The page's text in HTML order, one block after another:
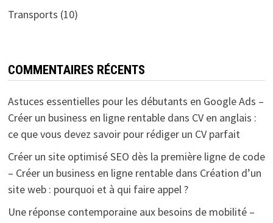
Transports (10)
COMMENTAIRES RÉCENTS
Astuces essentielles pour les débutants en Google Ads –
Créer un business en ligne rentabledans CV en anglais :
ce que vous devez savoir pour rédiger un CV parfait
Créer un site optimisé SEO dès la première ligne de code
– Créer un business en ligne rentabledans Création d’un
site web : pourquoi et à qui faire appel ?
Une réponse contemporaine aux besoins de mobilité –